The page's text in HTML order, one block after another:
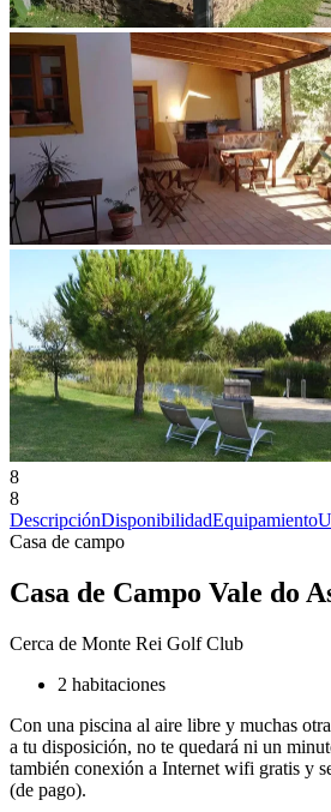
8
8
DescripciónDisponibilidadEquipamiento
Casa de campo
Casa de Campo Vale do
Cerca de Monte Rei Golf Club
2 habitaciones
Con una piscina al aire libre y muchas
a tu disposición, no te quedará ni un
también conexión a Internet wifi gratis y
(de pago).